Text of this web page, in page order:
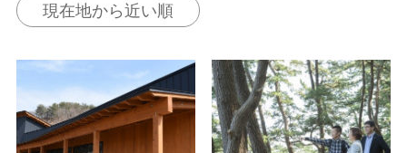
現在地から近い順
ひらないまるごとグル
メ館 の詳細はこちら
種差海岸トレッキング
と漁師ランチ の詳細は
こちら